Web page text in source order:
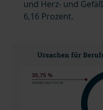
und Herz- und
6,16 Prozent.